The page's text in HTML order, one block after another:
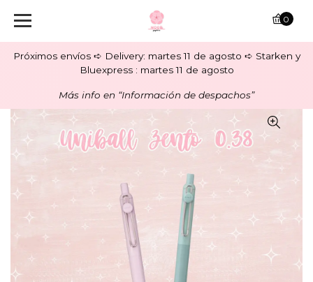
Próximos envíos ➪ Delivery: martes 11 de agosto ➪ Starken y
Bluexpress : martes 11 de agosto
Más info en “Información de despachos”
0